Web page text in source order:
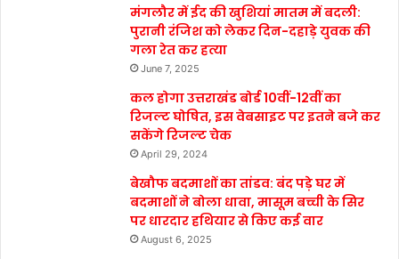
मंगलौर में ईद की खुशियां मातम में बदली:
पुरानी रंजिश को लेकर दिन-दहाड़े युवक की
गला रेत कर हत्या
June 7, 2025
कल होगा उत्तराखंड बोर्ड 10वीं-12वीं का
रिजल्ट घोषित, इस वेबसाइट पर इतने बजे कर
सकेंगे रिजल्ट चेक
April 29, 2024
बेखौफ बदमाशों का तांडव: बंद पड़े घर में
बदमाशों ने बोला धावा, मासूम बच्ची के सिर
पर धारदार हथियार से किए कई वार
August 6, 2025